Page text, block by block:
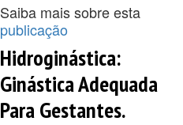
Saiba mais sobre esta
publicação
Hidroginástica:
Ginástica Adequada
Para Gestantes.